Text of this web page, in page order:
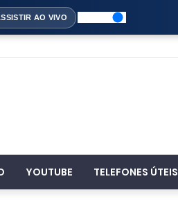
AO VIVO
YOUTUBE TELEFONES ÚTEIS